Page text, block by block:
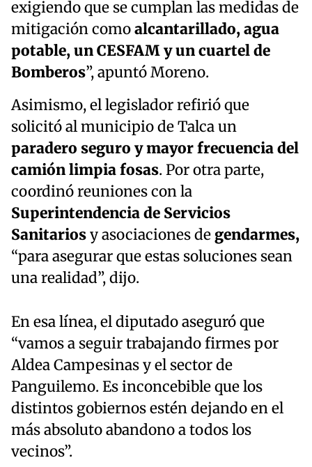
exigiendo que se cumplan las medidas de
mitigación comoalcantarillado, agua
potable, un CESFAM y un cuartel de
Bomberos”, apuntó Moreno.
Asimismo, el legislador refirió que
solicitó al municipio de Talca un
paradero seguro y mayor frecuencia del
camión limpia fosas. Por otra parte,
coordinó reuniones con la
Superintendencia de Servicios
Sanitariosy asociaciones de gendarmes,
“para asegurar que estas soluciones sean
una realidad”, dijo.
En esa línea, el diputado aseguró que
“vamos a seguir trabajando firmes por
Aldea Campesinas y el sector de
Panguilemo. Es inconcebible que los
distintos gobiernos estén dejando en el
más absoluto abandono a todos los
vecinos”.